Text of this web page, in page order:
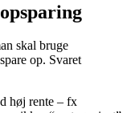
skal bruge
op. Svaret
høj rente – fx